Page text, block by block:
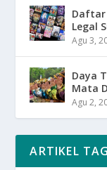
Daftar
Legal
Agu 3,
Daya
Mata
Agu 2,
ARTIKEL TAG